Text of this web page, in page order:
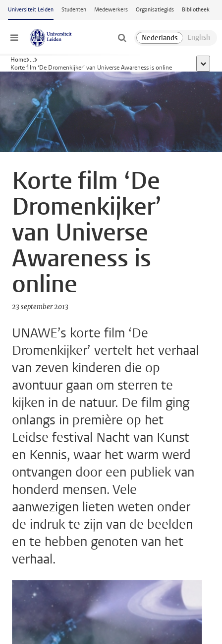
Ga naar hoofdinhoud
Universiteit Leiden Studenten Medewerkers Organisatiegids Bibliotheek
Menu
Home ...
Korte film ‘De Dromenkijker’ van Universe Awareness is online
toon
Korte film ‘De
Dromenkijker’
van Universe
Awareness is
online
23 september 2013
UNAWE’s korte film ‘De
Dromenkijker’ vertelt het verhaal
van zeven kinderen die op
avontuur gaan om sterren te
kijken in de natuur. De film ging
onlangs in première op het
Leidse festival Nacht van Kunst
en Kennis, waar het warm werd
ontvangen door een publiek van
honderd mensen. Vele
aanwezigen lieten weten onder
de indruk te zijn van de beelden
en te hebben genoten van het
verhaal.